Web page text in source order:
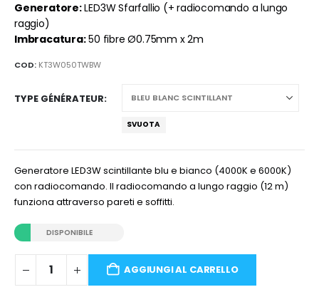
Generatore:LED3W Sfarfallio (+ radiocomando a lungo
raggio)
Imbracatura:50 fibre Ø0.75mm x 2m
COD: KT3W050TWBW
TYPE GÉNÉRATEUR
SVUOTA
Generatore LED3W scintillante blu e bianco (4000K e 6000K)
con radiocomando. Il radiocomando a lungo raggio (12 m)
funziona attraverso pareti e soffitti.
DISPONIBILE
AGGIUNGI AL CARRELLO